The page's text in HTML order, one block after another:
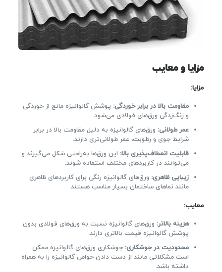
مزایا و معایب
مزایا:
مقاومت بالا در برابر خوردگی: پوشش گالوانیزه مانع از خوردگی
و زنگ‌زدگی ورق‌های فولادی می‌شود.
عمر طولانی: ورق‌های گالوانیزه به دلیل مقاومت بالا در برابر
شرایط جوی و رطوبت، عمر طولانی‌تری دارند.
قابلیت انعطاف‌پذیری بالا: این ورق‌ها به‌راحتی شکل می‌گیرند و
می‌توانند در کاربردهای مختلف استفاده شوند.
زیبایی ظاهری: ورق‌های گالوانیزه رنگی برای کاربردهای ظاهری
مانند نماهای ساختمان بسیار مناسب هستند.
معایب:
هزینه بالاتر: ورق‌های گالوانیزه نسبت به ورق‌های فولادی بدون
پوشش گالوانیزه قیمت بالاتری دارند.
محدودیت در جوشکاری: جوشکاری ورق‌های گالوانیزه ممکن
است مشکلاتی مانند از دست دادن خواص گالوانیزه را به همراه
داشته باشد.